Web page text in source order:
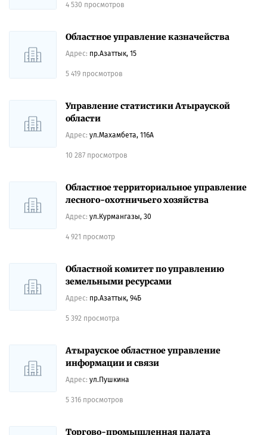
4 530 просмотров
Областное управление казначейства
Адрес: пр.Азаттык, 15
5 419 просмотров
Управление статистики Атырауской
области
Адрес: ул.Махамбета, 116А
10 287 просмотров
Областное территориальное управление
лесного-охотничьего хозяйства
Адрес: ул.Курмангазы, 30
4 921 просмотр
Областной комитет по управлению
земельными ресурсами
Адрес: пр.Азаттык, 94Б
5 392 просмотра
Атырауское областное управление
информации и связи
Адрес: ул.Пушкина
5 316 просмотров
Торгово-промышленная палата